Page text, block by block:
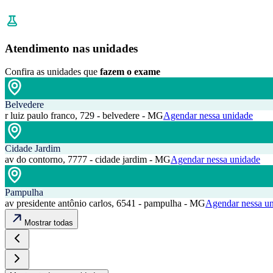
Atendimento nas unidades
Confira as unidades que fazem o exame
Belvedere
r luiz paulo franco, 729 - belvedere - MGAgendar nessa unidade
Cidade Jardim
av do contorno, 7777 - cidade jardim - MGAgendar nessa unidade
Pampulha
av presidente antônio carlos, 6541 - pampulha - MGAgendar nessa
Mostrar todas